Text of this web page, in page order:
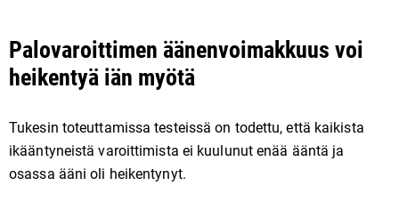
Palovaroittimen äänenvoimakkuus voi
heikentyä iän myötä
Tukesin toteuttamissa testeissä on todettu, että kaikista
ikääntyneistä varoittimista ei kuulunut enää ääntä ja
osassa ääni oli heikentynyt.